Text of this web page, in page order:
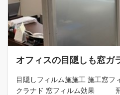
オフィスの目隠しも窓ガ
目隠しフィルム施施工 施工
クラナド 窓フィルム効果 飛